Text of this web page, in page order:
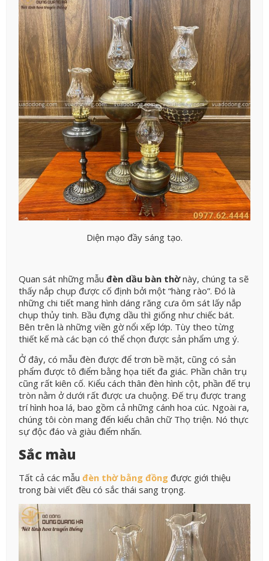
Diện mạo đầy sáng tạo.
Quan sát những mẫu đèn dầu bàn thờnày, chúng ta sẽ
thấy nắp chụp được cố định bởi một “hàng rào”. Đó là
những chi tiết mang hình dáng răng cưa ôm sát lấy nắp
chụp thủy tinh. Bầu đựng dầu thì giống như chiếc bát.
Bên trên là những viền gờ nổi xếp lớp. Tùy theo từng
thiết kế mà các bạn có thể chọn được sản phẩm ưng ý.
Ở đây, có mẫu đèn được để trơn bề mặt, cũng có sản
phẩm được tô điểm bằng họa tiết đa giác. Phần chân trụ
cũng rất kiên cố. Kiểu cách thân đèn hình cột, phần đế trụ
tròn nằm ở dưới rất được ưa chuộng. Đế trụ được trang
trí hình hoa lá, bao gồm cả những cánh hoa cúc. Ngoài ra,
chúng tôi còn mang đến kiểu chân chữ Thọ triện. Nó thực
sự độc đáo và giàu điểm nhấn.
Sắc màu
Tất cả các mẫu đèn thờ bằng đồng được giới thiệu
trong bài viết đều có sắc thái sang trọng.